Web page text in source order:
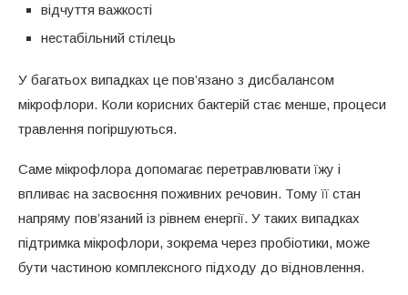
відчуття важкості
нестабільний стілець
У багатьох випадках це пов’язано з дисбалансом
мікрофлори. Коли корисних бактерій стає менше, процеси
травлення погіршуються.
Саме мікрофлора допомагає перетравлювати їжу і
впливає на засвоєння поживних речовин. Тому її стан
напряму пов’язаний із рівнем енергії. У таких випадках
підтримка мікрофлори, зокрема через пробіотики, може
бути частиною комплексного підходу до відновлення.